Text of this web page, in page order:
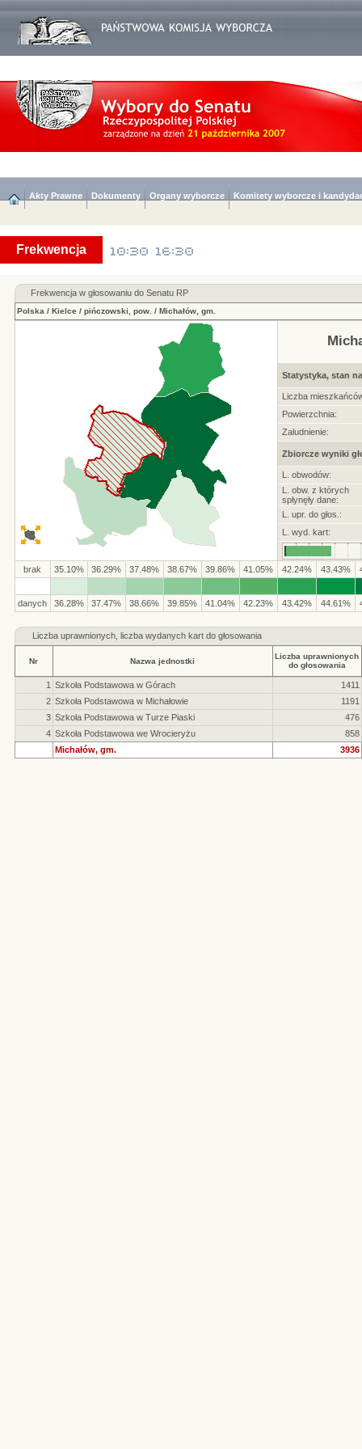
Akty Prawne Dokumenty Organy wyborcze Komitety wyborcze i
Frekwencja
Frekwencja w głosowaniu do Senatu RP
Polska / Kielce/ pińczowski, pow. / Michałów, gm.
Statystyka, stan
Liczba
Powierzchnia:
Zaludnienie:
Zbiorcze wyniki
L. obwodów:
L. obw. z których
spłynęły dane:
L. upr. do głos.:
L. wyd. kart:
brak 35.10% 36.29% 37.48% 38.67% 39.86% 41.05% 42.24% 43.43%
danych 36.28% 37.47% 38.66% 39.85% 41.04% 42.23% 43.42% 44.61%
Liczbauprawnionych, liczba wydanych kart do głosowania
Nr Nazwa jednostki
Liczba uprawnionych
do głosowania
1 Szkoła Podstawowa w Górach
1411
2 Szkoła Podstawowa w Michałowie
1191
3 Szkoła Podstawowa w Turze Piaski
476
4 Szkoła Podstawowa we Wrocieryżu
858
Michałów, gm.
3936